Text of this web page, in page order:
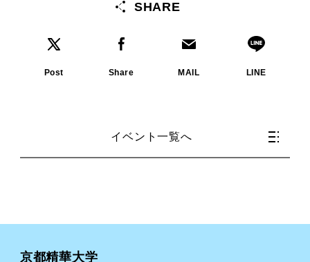
SHARE
Post Share MAIL LINE
イベント一覧へ
京都精華大学